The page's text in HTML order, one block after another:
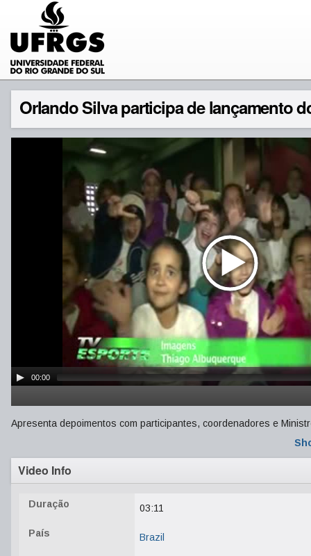
Orlando Silva participa de lançamento
00:00
Apresenta depoimentos com participantes, coordenadores e
Video Info
Duração 03:11
País Brazil